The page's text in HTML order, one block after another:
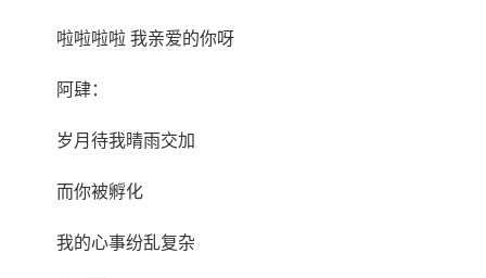
啦啦啦啦 我亲爱的你呀
阿肆：
岁月待我晴雨交加
而你被孵化
我的心事纷乱复杂